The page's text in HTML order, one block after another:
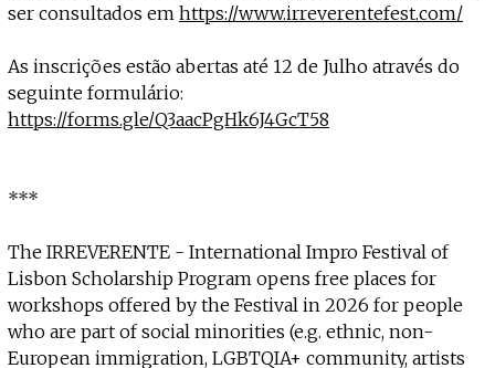
ser consultados em https://www.irreverentefest.com/
As inscrições estão abertas até 12 de Julho através do
seguinte formulário:
https://forms.gle/Q3aacPgHk6J4GcT58
***
The IRREVERENTE - International Impro Festival of
Lisbon Scholarship Program opens free places for
workshops offered by the Festival in 2026 for people
who are part of social minorities (e.g. ethnic, non-
European immigration, LGBTQIA+ community, artists